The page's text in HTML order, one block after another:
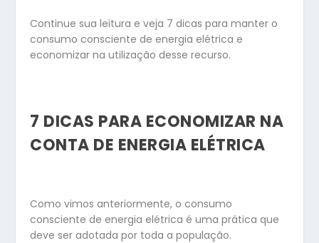
Continue sua leitura e veja 7 dicas para manter o
consumo consciente de energia elétrica e
economizar na utilização desse recurso.
7 DICAS PARA ECONOMIZAR NA
CONTA DE ENERGIA ELÉTRICA
Como vimos anteriormente, o consumo
consciente de energia elétrica é uma prática que
deve ser adotada por toda a população.